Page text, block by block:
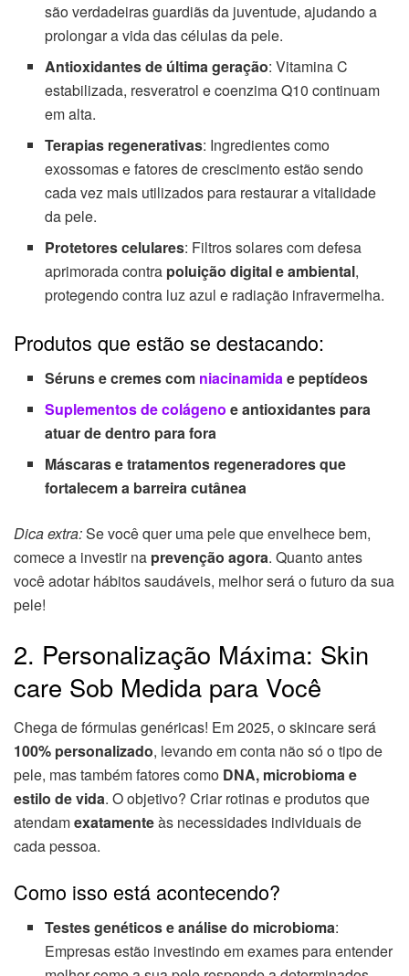
são verdadeiras guardiãs da juventude, ajudando a
prolongar a vida das células da pele.
Antioxidantes de última geração: Vitamina C
estabilizada, resveratrol e coenzima Q10 continuam
em alta.
Terapias regenerativas: Ingredientes como
exossomas e fatores de crescimento estão sendo
cada vez mais utilizados para restaurar a vitalidade
da pele.
Protetores celulares: Filtros solares com defesa
aprimorada contra poluição digital e ambiental,
protegendo contra luz azul e radiação infravermelha.
Produtos que estão se destacando:
Séruns e cremes com niacinamidae peptídeos
Suplementos de colágeno e antioxidantes para
atuar de dentro para fora
Máscaras e tratamentos regeneradores que
fortalecem a barreira cutânea
Dica extra:Se você quer uma pele que envelhece bem,
comece a investir na prevenção agora. Quanto antes
você adotar hábitos saudáveis, melhor será o futuro da sua
pele!
2. Personalização Máxima: Skin
care Sob Medida para Você
Chega de fórmulas genéricas! Em 2025, o skincare será
100% personalizado, levando em conta não só o tipo de
pele, mas também fatores como DNA, microbioma e
estilo de vida. O objetivo? Criar rotinas e produtos que
atendamexatamenteàs necessidades individuais de
cada pessoa.
Como isso está acontecendo?
Testes genéticos e análise do microbioma:
Empresas estão investindo em exames para entender